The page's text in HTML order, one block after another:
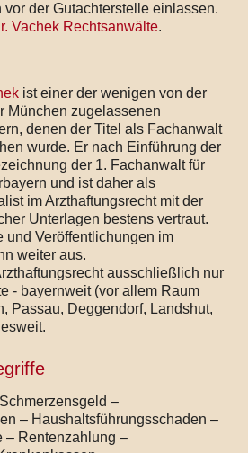
der Gutachterstelle einlassen.
Vachek Rechtsanwälte.
ist einer der wenigen von der
München zugelassenen
denen der Titel als Fachanwalt
wurde. Er nach Einführung der
der 1. Fachanwalt für
und ist daher als
im Arzthaftungsrecht mit der
Unterlagen bestens vertraut.
und Veröffentlichungen im
weiter aus.
ausschließlich nur
- bayernweit (vor allem Raum
Passau, Deggendorf, Landshut,
–
– Haushaltsführungsschaden –
– Rentenzahlung –